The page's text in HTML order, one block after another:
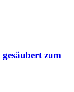
zum